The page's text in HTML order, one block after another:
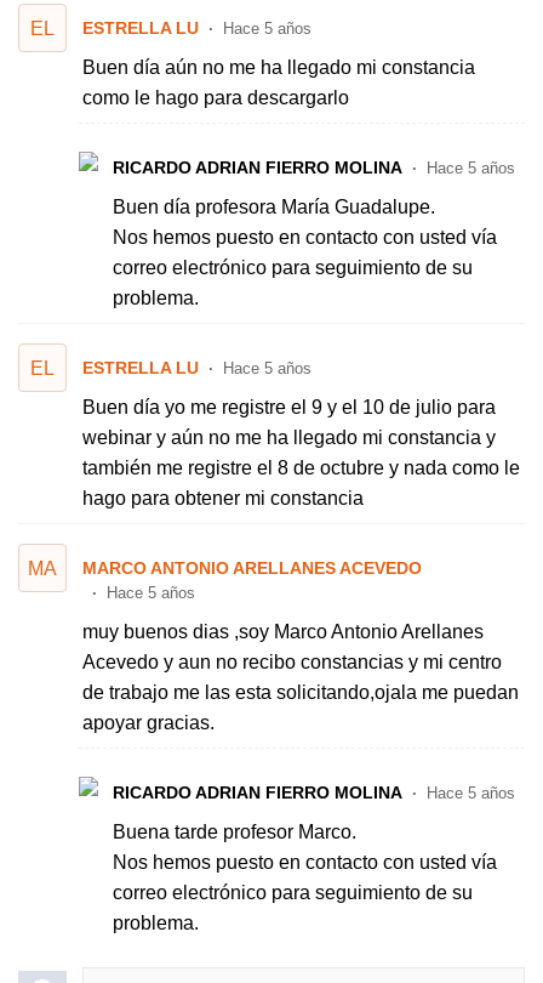
EL ESTRELLA LU Hace 5 años
Buen día aún no me ha llegado mi constancia
como le hago para descargarlo
RICARDO ADRIAN FIERRO MOLINA Hace 5 años
Buen día profesora María Guadalupe.
Nos hemos puesto en contacto con usted vía
correo electrónico para seguimiento de su
problema.
EL ESTRELLA LU Hace 5 años
Buen día yo me registre el 9 y el 10 de julio para
webinar y aún no me ha llegado mi constancia y
también me registre el 8 de octubre y nada como le
hago para obtener mi constancia
MA MARCO ANTONIO ARELLANES ACEVEDO
Hace 5 años
muy buenos dias ,soy Marco Antonio Arellanes
Acevedo y aun no recibo constancias y mi centro
de trabajo me las esta solicitando,ojala me puedan
apoyar gracias.
RICARDO ADRIAN FIERRO MOLINA Hace 5 años
Buena tarde profesor Marco.
Nos hemos puesto en contacto con usted vía
correo electrónico para seguimiento de su
problema.